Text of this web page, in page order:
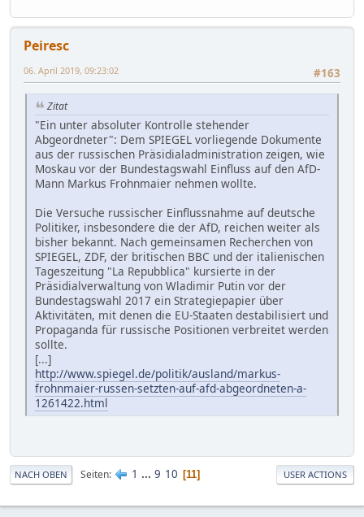
Peiresc
#163
06. April 2019, 09:23:02
Zitat
"Ein unter absoluter Kontrolle stehender
Abgeordneter": Dem SPIEGEL vorliegende Dokumente
aus der russischen Präsidialadministration zeigen, wie
Moskau vor der Bundestagswahl Einfluss auf den AfD-
Mann Markus Frohnmaier nehmen wollte.
Die Versuche russischer Einflussnahme auf deutsche
Politiker, insbesondere die der AfD, reichen weiter als
bisher bekannt. Nach gemeinsamen Recherchen von
SPIEGEL, ZDF, der britischen BBC und der italienischen
Tageszeitung "La Repubblica" kursierte in der
Präsidialverwaltung von Wladimir Putin vor der
Bundestagswahl 2017 ein Strategiepapier über
Aktivitäten, mit denen die EU-Staaten destabilisiert und
Propaganda für russische Positionen verbreitet werden
sollte.
[...]
http://www.spiegel.de/politik/ausland/markus-
frohnmaier-russen-setzten-auf-afd-abgeordneten-a-
1261422.html
NACH OBEN Seiten 1 ... 9 10 11 USER ACTIONS